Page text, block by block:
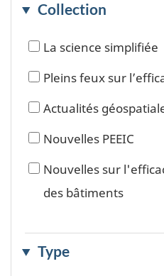
Collection
La science simplifiée
Pleins feux sur
Actualités
Nouvelles PEEIC
Nouvelles sur
des bâtiments
Type